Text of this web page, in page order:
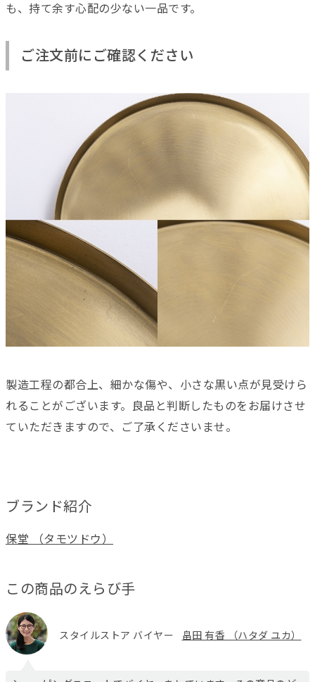
も、持て余す心配の少ない一品です。
ご注文前にご確認ください
製造工程の都合上、細かな傷や、小さな黒い点が見受けら
れることがございます。良品と判断したものをお届けさせ
ていただきますので、ご了承くださいませ。
ブランド紹介
保堂 （タモツドウ）
この商品のえらび手
スタイルストア バイヤー 畠田 有香 （ハタダ ユカ）